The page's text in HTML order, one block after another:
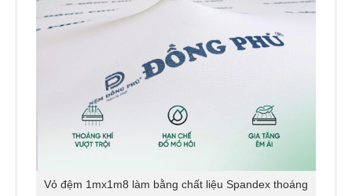
Vỏ đệm 1mx1m8 làm bằng chất liệu Spandex thoáng